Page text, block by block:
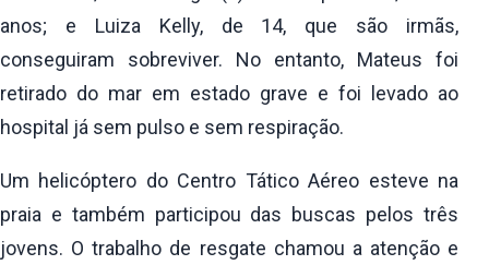
anos; e Luiza Kelly, de 14, que são irmãs,
conseguiram sobreviver. No entanto, Mateus foi
retirado do mar em estado grave e foi levado ao
hospital já sem pulso e sem respiração.
Um helicóptero do Centro Tático Aéreo esteve na
praia e também participou das buscas pelos três
jovens. O trabalho de resgate chamou a atenção e